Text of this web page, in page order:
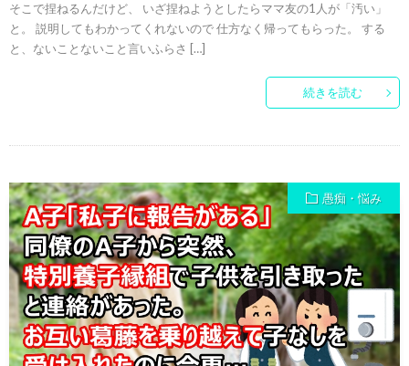
そこで捏ねるんだけど、 いざ捏ねようとしたらママ友の1人が「汚い」
と。 説明してもわかってくれないので 仕方なく帰ってもらった。 する
と、ないことないこと言いふらさ […]
続きを読む
愚痴・悩み